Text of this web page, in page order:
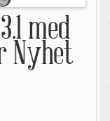
med
Nyhet